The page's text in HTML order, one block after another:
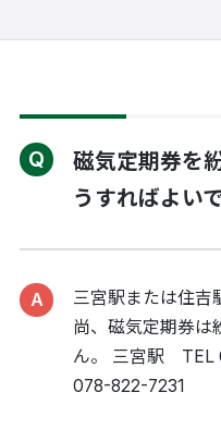
磁気定期券を
うすればよい
三宮駅または住吉
尚、磁気定期券は
ん。 三宮駅 TEL
078-822-7231